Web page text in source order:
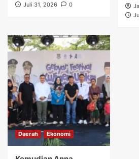
Juli 31, 2026
0
Daerah Ekonomi